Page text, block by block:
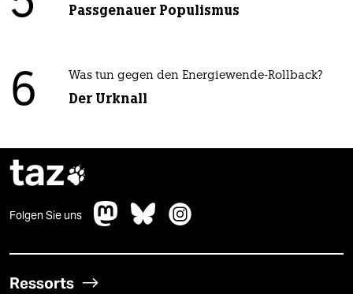
Passgenauer Populismus
6 Was tun gegen den Energiewende-Rollback?
Der Urknall
taz
Folgen Sie uns
Ressorts